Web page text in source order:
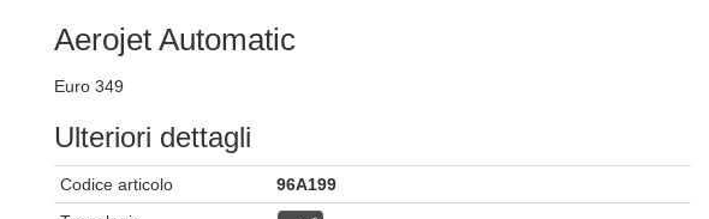
Aerojet Automatic
Euro 349
Ulteriori dettagli
Codice articolo
96A199